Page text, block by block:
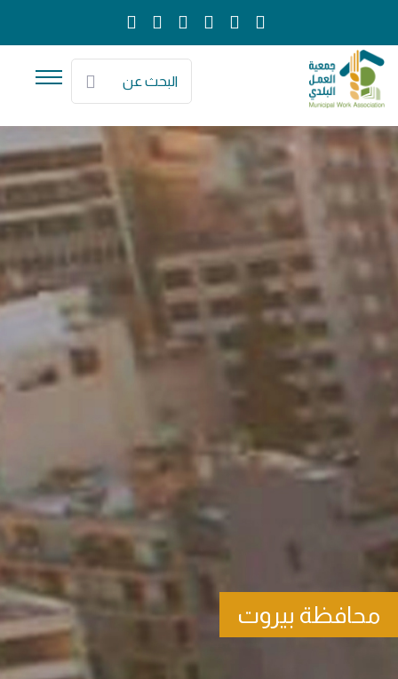
البحث عن
محافظة بيروت